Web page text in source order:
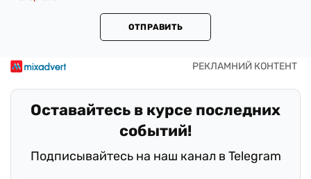
ОТПРАВИТЬ
Оставайтесь в курсе последних
событий!
Подписывайтесь на наш канал в Telegram